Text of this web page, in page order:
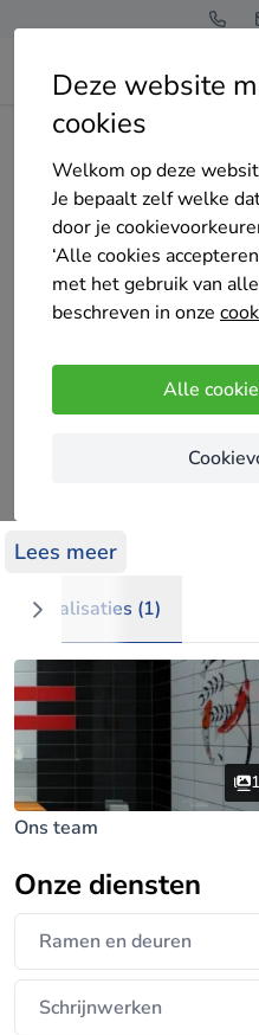
Deze website
cookies
Welkom op deze
Je bepaalt zelf welke
door je
‘Alle cookies
met het gebruik van
beschreven in onze
Alle
Home Bedrijven overzicht
Welkom bij RiR Bouw
(1 reviews)
Algemene Bouw en
Uw droom, ons vak !!!
Contacteer ons snel en
voor u kunnen doen...
0465 981 950
Ramen en Deuren
Wij garanderen uw de
Lees meer
Realisaties (1)
1
Ons team
Onze diensten
Ramen en deuren
Schrijnwerken